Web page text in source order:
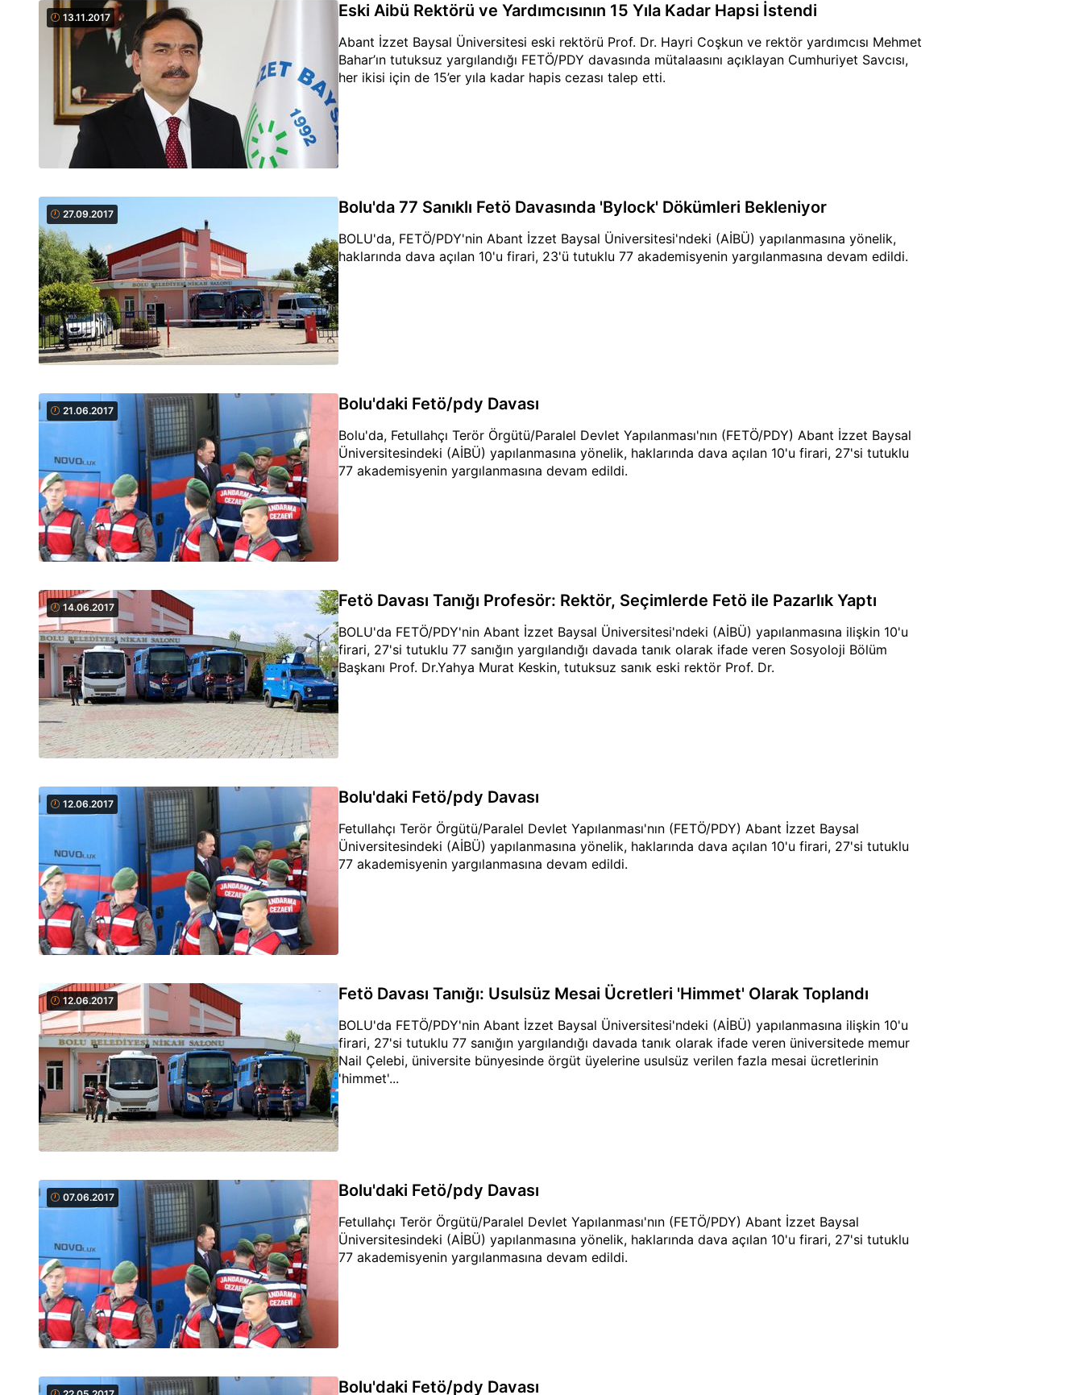
13.11.2017 Eski Aibü Rektörü ve Yardımcısının 15 Yıla Kadar Hapsi İstendi
Abant İzzet Baysal Üniversitesi eski rektörü Prof. Dr. Hayri Coşkun ve rektör yardımcısı Mehmet
Bahar’ın tutuksuz yargılandığı FETÖ/PDY davasında mütalaasını açıklayan Cumhuriyet Savcısı,
her ikisi için de 15’er yıla kadar hapis cezası talep etti.
27.09.2017 Bolu'da 77 Sanıklı Fetö Davasında 'Bylock' Dökümleri Bekleniyor
BOLU'da, FETÖ/PDY'nin Abant İzzet Baysal Üniversitesi'ndeki (AİBÜ) yapılanmasına yönelik,
haklarında dava açılan 10'u firari, 23'ü tutuklu 77 akademisyenin yargılanmasına devam edildi.
21.06.2017 Bolu'daki Fetö/pdy Davası
Bolu'da, Fetullahçı Terör Örgütü/Paralel Devlet Yapılanması'nın (FETÖ/PDY) Abant İzzet Baysal
Üniversitesindeki (AİBÜ) yapılanmasına yönelik, haklarında dava açılan 10'u firari, 27'si tutuklu
77 akademisyenin yargılanmasına devam edildi.
14.06.2017 Fetö Davası Tanığı Profesör: Rektör, Seçimlerde Fetö ile Pazarlık Yaptı
BOLU'da FETÖ/PDY'nin Abant İzzet Baysal Üniversitesi'ndeki (AİBÜ) yapılanmasına ilişkin 10'u
firari, 27'si tutuklu 77 sanığın yargılandığı davada tanık olarak ifade veren Sosyoloji Bölüm
Başkanı Prof. Dr.Yahya Murat Keskin, tutuksuz sanık eski rektör Prof. Dr.
12.06.2017 Bolu'daki Fetö/pdy Davası
Fetullahçı Terör Örgütü/Paralel Devlet Yapılanması'nın (FETÖ/PDY) Abant İzzet Baysal
Üniversitesindeki (AİBÜ) yapılanmasına yönelik, haklarında dava açılan 10'u firari, 27'si tutuklu
77 akademisyenin yargılanmasına devam edildi.
12.06.2017 Fetö Davası Tanığı: Usulsüz Mesai Ücretleri 'Himmet' Olarak Toplandı
BOLU'da FETÖ/PDY'nin Abant İzzet Baysal Üniversitesi'ndeki (AİBÜ) yapılanmasına ilişkin 10'u
firari, 27'si tutuklu 77 sanığın yargılandığı davada tanık olarak ifade veren üniversitede memur
Nail Çelebi, üniversite bünyesinde örgüt üyelerine usulsüz verilen fazla mesai ücretlerinin
'himmet'...
07.06.2017 Bolu'daki Fetö/pdy Davası
Fetullahçı Terör Örgütü/Paralel Devlet Yapılanması'nın (FETÖ/PDY) Abant İzzet Baysal
Üniversitesindeki (AİBÜ) yapılanmasına yönelik, haklarında dava açılan 10'u firari, 27'si tutuklu
77 akademisyenin yargılanmasına devam edildi.
Bolu'daki Fetö/pdy Davası